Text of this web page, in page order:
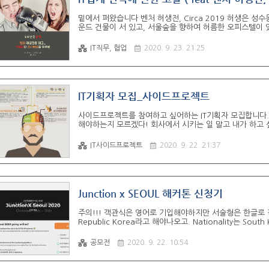
밑에서 퍼왔습니다 벤처 허생전, Circa 2019 허생은 성수
운드 건물이 서 있고, 서울숲을 향하여 허름한 오피스텔이
울숲을 향하여 허름한 오피스텔이 있었는데, 주변 공장의
기만 좋아하고, 그의 처가 남의 회사 외주 개발 일을 받아
IT직무, 협업 2020. 9. 23. 21:25
IT기획자 모집_사이드프로젝트
사이드프로젝트를 참여하고 싶어하는 IT기획자 모집합니
해야하는지 모르겠다! 회사에서 시키는 일 말고 내가 하
프로젝트를 할 수 없다는 것은 불가능합니다!!! 저희 커뮤
기획자분들께 부탁드리는 단 한 가지는 가볍게 쓴 모집글
IT사이드프로젝트 2020. 9. 22. 21:37
Junction x SEOUL 해커톤 신청기
주의!!! 객관식은 영어로 기입해야하지만 서술형은 한글
Republic Korea라고 해야나오고. Nationality는 South
상금도 약탈하려고 합니다. 한 가지라도 놓이게 된다면
좋아합니다. 저는 애매한 것을 싫어하지만 치우치지 않습
공모전 2020. 9. 22. 10:54